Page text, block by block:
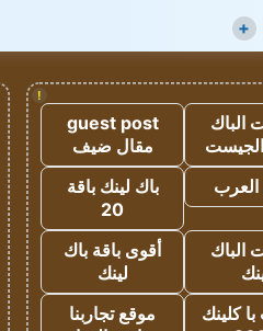
+
!
الباك
guest post
مقال ضيف
باك لينك باقة
20
الباك
أقوى باقة باك
لينك
كلينك
موقع تجاربنا